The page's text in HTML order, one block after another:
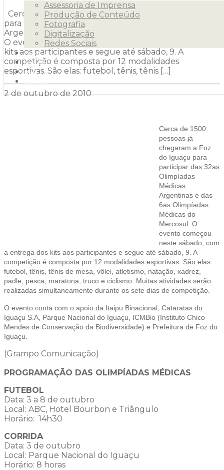
Assessoria de Imprensa
Produção de Conteúdo
Fotografia
Digitalização
Redes Sociais
Clientes
Releases
Blog
Contato
Cerca de 1500 pessoas já chegaram a Foz do Iguaçu
para participar das 32as Olimpíadas Médicas
Argentinas e das 6as Olimpíadas Médicas do Mercosul.
O evento começou neste sábado, com a entrega dos
kits aos participantes e segue até sábado, 9. A
competição é composta por 12 modalidades
esportivas. São elas: futebol, tênis, tênis […]
2 de outubro de 2010
Cerca de 1500
pessoas já
chegaram a Foz
do Iguaçu para
participar das 32as
Olimpíadas
Médicas
Argentinas e das
6as Olimpíadas
Médicas do
Mercosul. O
evento começou
neste sábado, com
a entrega dos kits aos participantes e segue até sábado, 9. A
competição é composta por 12 modalidades esportivas. São elas:
futebol, tênis, tênis de mesa, vôlei, atletismo, natação, xadrez,
padle, pesca, maratona, truco e ciclismo. Muitas atividades serão
realizadas simultaneamente durante os sete dias de competição.
O evento conta com o apoio da Itaipu Binacional, Cataratas do
Iguaçu S.A, Parque Nacional do Iguaçu, ICMBio (Instituto Chico
Mendes de Conservação da Biodiversidade) e Prefeitura de Foz do
Iguaçu.
(Grampo Comunicação)
PROGRAMAÇÃO DAS OLIMPÍADAS MÉDICAS
FUTEBOL
Data: 3 a 8 de outubro
Local: ABC, Hotel Bourbon e Triângulo
Horário: 14h30
CORRIDA
Data: 3 de outubro
Local: Parque Nacional do Iguaçu
Horário: 8 horas